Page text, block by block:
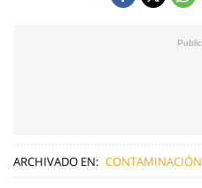
ARCHIVADO EN: CONTAMINACIÓN